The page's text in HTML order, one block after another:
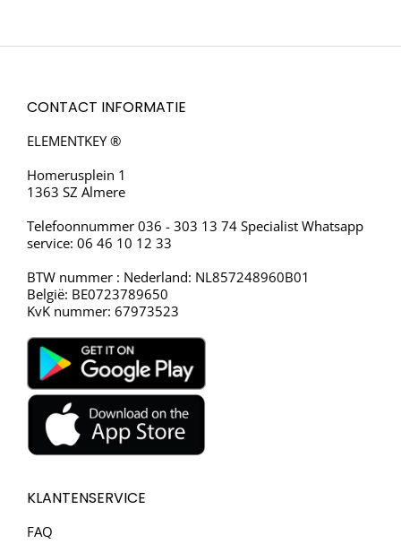
CONTACT INFORMATIE
ELEMENTKEY ®
Homerusplein 1
1363 SZ Almere
Telefoonnummer 036 - 303 13 74 Specialist Whatsapp
service: 06 46 10 12 33
BTW nummer : Nederland: NL857248960B01
België: BE0723789650
KvK nummer: 67973523
KLANTENSERVICE
FAQ